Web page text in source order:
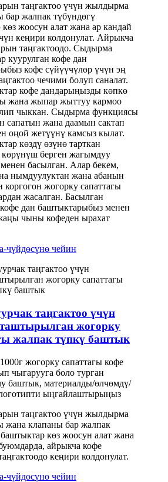
таңгактоо үчүн жылдырма
бар жалпак түбүндөгү
жоосун алат жана ар кандай
кеңири колдонулат. Айрыкча
таңгактоодо. Сыдырма
куурулган кофе дан
кофе сүйүүчүлөр үчүн эң
чечими болуп саналат.
кофе дандарыңызды көпкө
жана жыпар жыттуу кармоо
чыккан. Сыдырма функциясы
сапатын жана даамын сактап
оңой жетүүнү камсыз кылат.
көздү өзүнө тарткан
көрүнүш берген жагымдуу
басылган. Алар бекем,
нымдуулуктан жана абанын
коргогон жогорку сапаттагы
жасалган. Басылган
дан баштыктарыбыз менен
чыны кофеден ырахат
чүйдөсүнө чейин
таңгактоо үчүн
жогорку
жалпак түпкү баштык
1000г жогорку сапаттагы кофе
чыгарууга боло турган
баштык, материалды/өлчөмдү/
ыңгайлаштырыңыз
таңгактоо үчүн жылдырма
жана клапаны бар жалпак
көз жоосун алат жана
айрыкча кофе
кеңири колдонулат.
чүйдөсүнө чейин